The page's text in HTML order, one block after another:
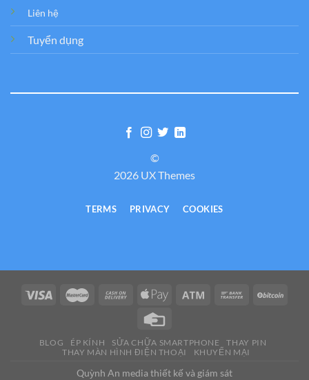
Liên hệ
Tuyển dụng
©
2026 UX Themes
TERMS PRIVACY COOKIES
BLOG ÉP KÍNH SỬA CHỮA SMARTPHONE
THAY PIN
THAY MÀN HÌNH ĐIỆN THOẠI
KHUYẾN MẠI
Quỳnh An media thiết kế và giám sát